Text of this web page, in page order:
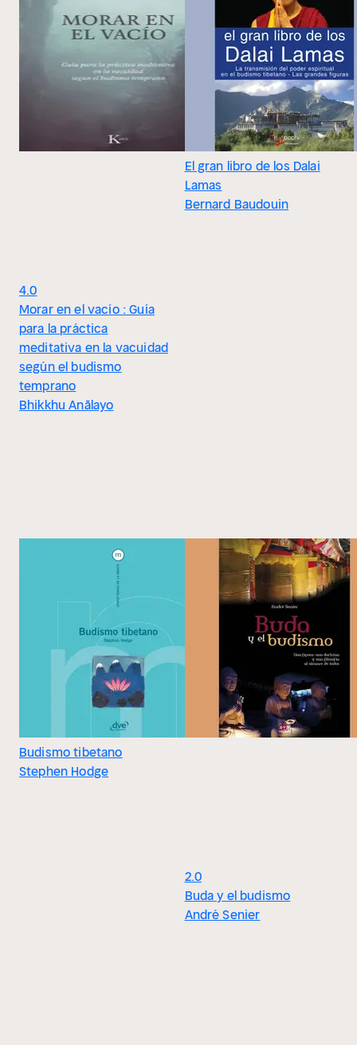
4.0
Morar en el vacío : Guía
para la práctica
meditativa en la vacuidad
según el budismo
temprano
Bhikkhu Anālayo
El gran libro de los Dalai
Lamas
Bernard Baudouin
Budismo tibetano
Stephen Hodge
2.0
Buda y el budismo
André Senier